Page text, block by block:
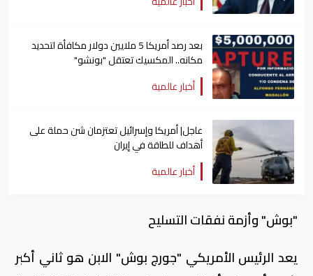
بعد رصد أمريكا 5 ملايين دولار مكافأة لتحديد
مكانه.. المكسيك تعتقل "بونشو"
أخبار عالمية
عاجل| أمريكا وإسرائيل تعتزمان شن ​حملة على
أهداف للطاقة في ⁠إيران
أخبار عالمية
"بوش" وأزمة نفقات التسليح
يعد الرئيس الأمريكي "جورج بوش" الابن هو ثاني أكبر